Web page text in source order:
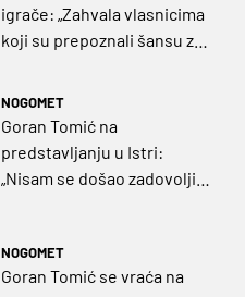
igrače: „Zahvala vlasnicima
koji su prepoznali šansu za
NOGOMET
Goran Tomić na
predstavljanju u Istri:
„Nisam se došao zadovoljiti
NOGOMET
Goran Tomić se vraća na